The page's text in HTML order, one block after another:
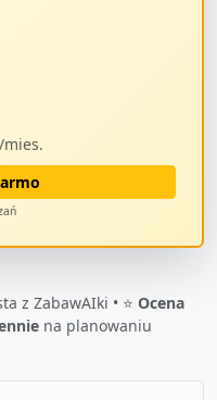
/mies.
z ZabawAIki • ⭐ Ocena
na planowaniu